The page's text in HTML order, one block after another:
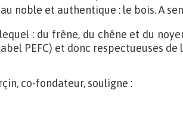
noble et authentique : le bois. A
: du frêne, du chêne et du
PEFC) et donc respectueuses de
co-fondateur, souligne :